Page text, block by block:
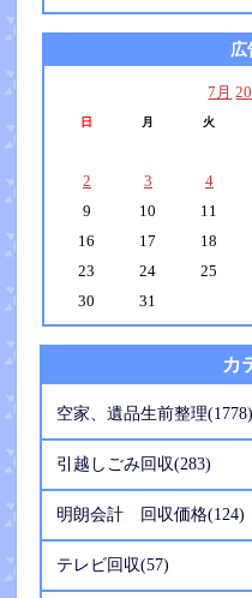
広
7月
日 月 火
2
3 4
9
10 11
16
17 18
23
24 25
30
31
カ
空家、遺品生前整理(1778)
引越しごみ回収(283)
明朗会計 回収価格(124)
テレビ回収(57)